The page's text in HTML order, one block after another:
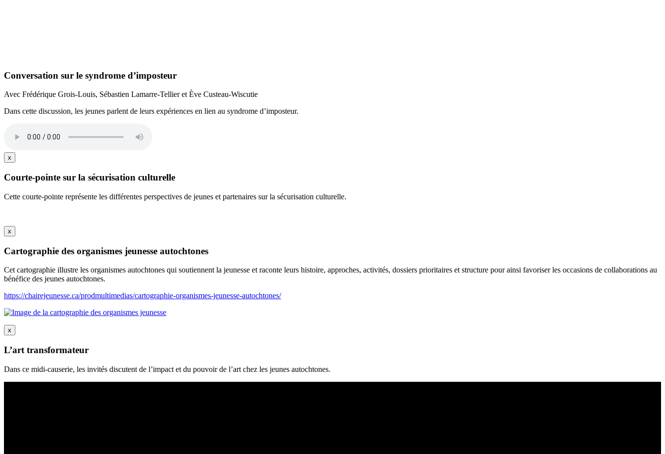
Conversation sur le syndrome d’imposteur
Avec Frédérique Grois-Louis, Sébastien Lamarre-Tellier et Ève Custeau-Wiscutie
Dans cette discussion, les jeunes parlent de leurs expériences en lien au syndrome d’imposteur.
x
Courte-pointe sur la sécurisation culturelle
Cette courte-pointe représente les différentes perspectives de jeunes et partenaires sur la sécurisation culturelle.
x
Cartographie des organismes jeunesse autochtones
Cet cartographie illustre les organismes autochtones qui soutiennent la jeunesse et raconte leurs histoire, approches, activités, dossiers prioritaires et structure pour ainsi favoriser les occasions de collaborations au
bénéfice des jeunes autochtones.
https://chairejeunesse.ca/prodmultimedias/cartographie-organismes-jeunesse-autochtones/
x
L’art transformateur
Dans ce midi-causerie, les invités discutent de l’impact et du pouvoir de l’art chez les jeunes autochtones.